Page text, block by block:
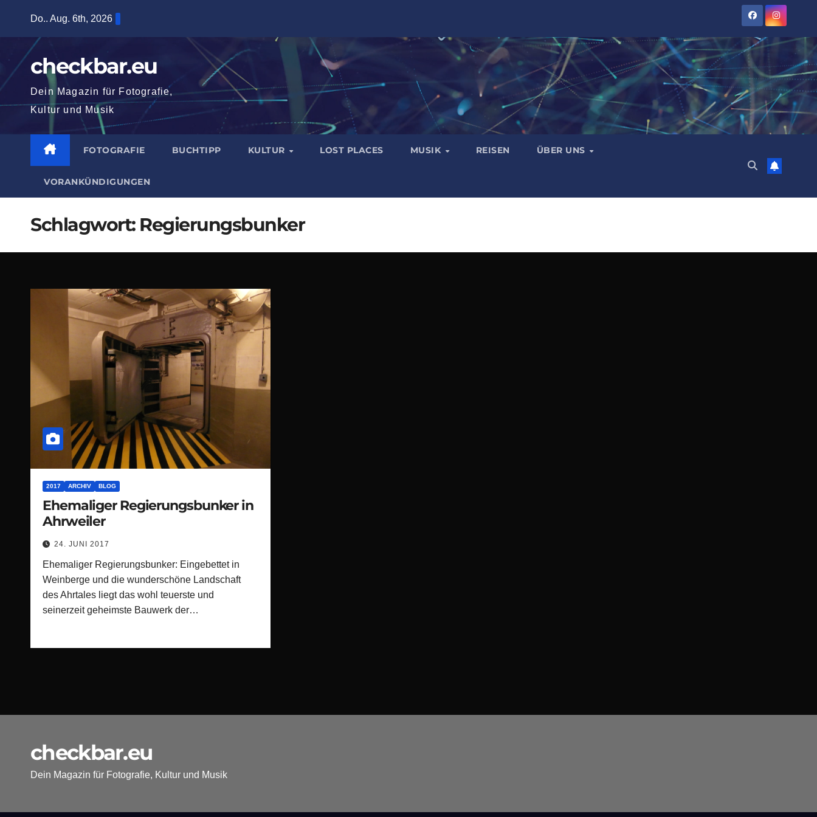
springen
Do.. Aug. 6th, 2026
checkbar.eu
Dein Magazin für Fotografie,
Kultur und Musik
FOTOGRAFIE BUCHTIPP KULTUR LOST PLACES MUSIK REISEN ÜBER UNS
VORANKÜNDIGUNGEN
Schlagwort: Regierungsbunker
2017 ARCHIV BLOG
Ehemaliger Regierungsbunker in
Ahrweiler
24. JUNI 2017
Ehemaliger Regierungsbunker: Eingebettet in
Weinberge und die wunderschöne Landschaft
des Ahrtales liegt das wohl teuerste und
seinerzeit geheimste Bauwerk der…
checkbar.eu
Dein Magazin für Fotografie, Kultur und Musik